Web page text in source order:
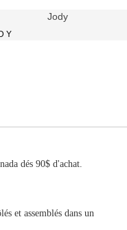
dés 90$ d'achat.
et assemblés dans un